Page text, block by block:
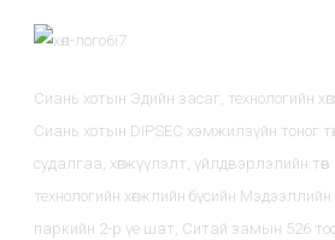
Сиань хотын Эдийн засаг, технологийн
Сиань хотын DIPSEC хэмжилзүйн тоног
судалгаа, хөгжүүлэлт, үйлдвэрлэлийн
технологийн хөгжлийн бүсийн
паркийн 2-р үе шат, Ситай замын 526